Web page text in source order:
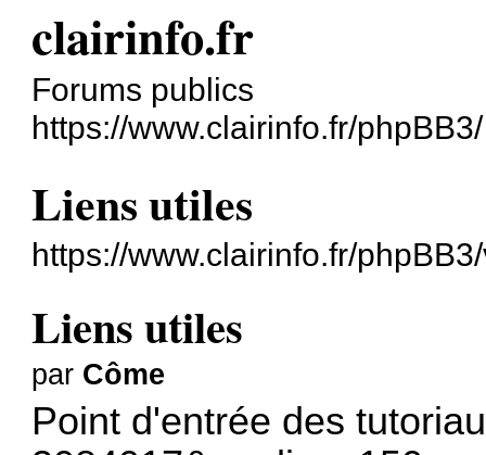
clairinfo.fr
Forums publics
https://www.clairinfo.fr/phpBB3/
Liens utiles
https://www.clairinfo.fr/
Liens utiles
par Côme
Point d'entrée des